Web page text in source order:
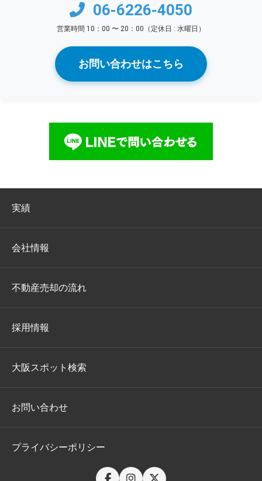
06-6226-4050
営業時間 10：00 〜 20：00（定休日 : 水曜日）
お問い合わせはこちら
実績
会社情報
不動産売却の流れ
採用情報
大阪スポット検索
お問い合わせ
プライバシーポリシー